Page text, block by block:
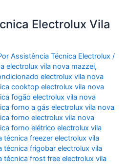
Electrolux Vila
Assistência Técnica Electrolux/
electrolux vila nova mazzei,
electrolux vila nova
cooktop electrolux vila nova
fogão electrolux vila nova
forno a gás electrolux vila nova
forno electrolux vila nova
forno elétrico electrolux vila
técnica freezer electrolux vila
técnica frigobar electrolux vila
técnica frost free electrolux vila